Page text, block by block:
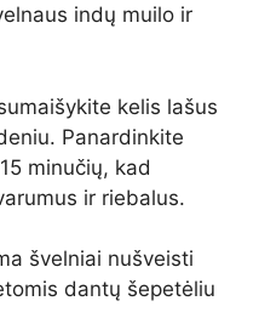
indų muilo ir
kelis lašus
Panardinkite
minučių, kad
ir riebalus.
švelniai nušveisti
dantų šepetėliu